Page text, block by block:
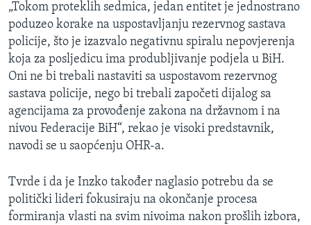
„Tokom proteklih sedmica, jedan entitet je jednostrano
poduzeo korake na uspostavljanju rezervnog sastava
policije, što je izazvalo negativnu spiralu nepovjerenja
koja za posljedicu ima produbljivanje podjela u BiH.
Oni ne bi trebali nastaviti sa uspostavom rezervnog
sastava policije, nego bi trebali započeti dijalog sa
agencijama za provođenje zakona na državnom i na
nivou Federacije BiH“, rekao je visoki predstavnik,
navodi se u saopćenju OHR-a.
Tvrde i da je Inzko također naglasio potrebu da se
politički lideri fokusiraju na okončanje procesa
formiranja vlasti na svim nivoima nakon prošlih izbora,